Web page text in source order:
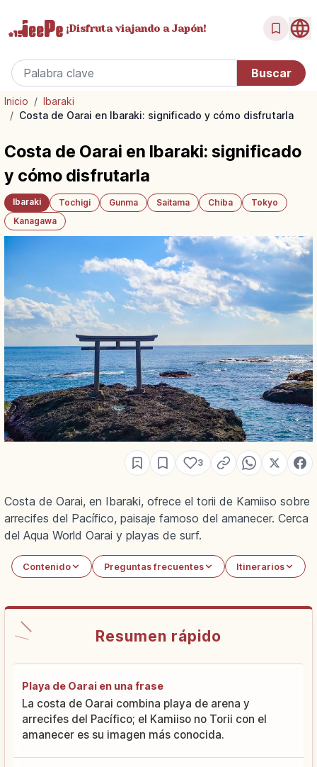
¡Disfrutaviajando a Japón!
Inicio / Ibaraki
/ Costa de Oarai en Ibaraki: significado y cómo disfrutarla
Costa de Oarai en Ibaraki: significado
y cómo disfrutarla
Ibaraki Tochigi Gunma Saitama Chiba
Tokyo
Kanagawa
3
Costa de Oarai, en Ibaraki, ofrece el torii de Kamiiso sobre
arrecifes del Pacífico, paisaje famoso del amanecer. Cerca
del Aqua World Oarai y playas de surf.
Contenido Preguntas frecuentes Itinerarios
Resumen rápido
Playa de Oarai en una frase
La costa de Oarai combina playa de arena y
arrecifes del Pacífico; el Kamiiso no Torii con el
amanecer es su imagen más conocida.